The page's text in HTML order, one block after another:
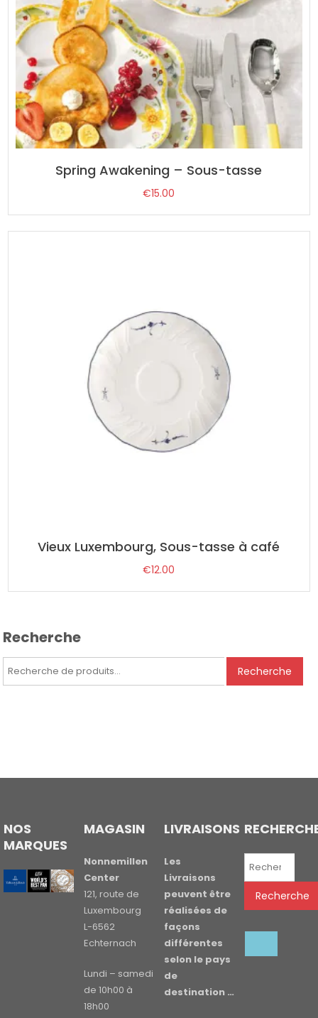
Spring Awakening – Sous-tasse
€15.00
Vieux Luxembourg, Sous-tasse à café
€12.00
Recherche
Recherche
Recherche
NOS
MARQUES
MAGASIN
Nonnemillen
Center
121, route de
Luxembourg
L-6562
Echternach
Lundi – samedi
de 10h00 à
18h00
LIVRAISONS
Les
Livraisons
peuvent être
réalisées de
façons
différentes
selon le pays
de
destination …
Recherche
Recherche